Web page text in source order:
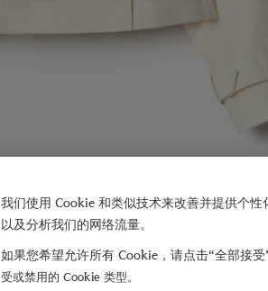
我们使用 Cookie 和类似技术来改善并提供个
以及分析我们的网络流量。
如果您希望允许所有 Cookie，请点击“全部接受”
受或禁用的 Cookie 类型。